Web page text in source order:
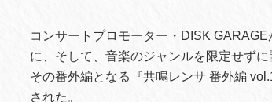
コンサートプロモーター・DISK
に、そして、音楽のジャンルを限定せず
その番外編となる『共鳴レンサ 番外編
された。